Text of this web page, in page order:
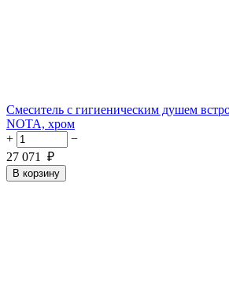
Смеситель с гигиеническим душем
NOTA, хром
+
−
27 071
₽
В корзину